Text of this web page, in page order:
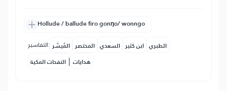
Hollude / ballude firo gonŋo/ wonngo
التفاسير: المُيسَّر المختصر السعدي ابن كثير الطبري
النفحات المكية | هدايات